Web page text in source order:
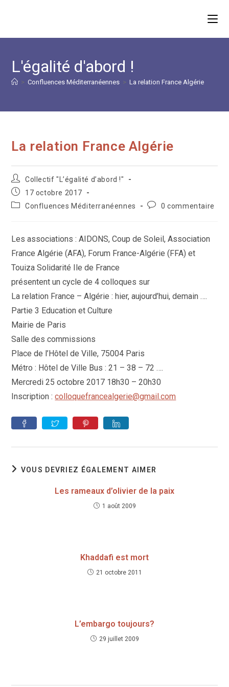
L'égalité d'abord !
> Confluences Méditerranéennes > La relation France Algérie
La relation France Algérie
Auteur/autrice
de
la
publication :
Collectif "L’égalité d’abord !"
Publication
publiée :
17 octobre 2017
PostConfluences Méditerranéennes
Commentaires
0 commentaire
Les associations : AIDONS, Coup de Soleil, Association
France Algérie (AFA), Forum France-Algérie (FFA) et
Touiza Solidarité Ile de France
présentent un cycle de 4 colloques sur
La relation France – Algérie : hier, aujourd’hui, demain ….
Partie 3 Education et Culture
Mairie de Paris
Salle des commissions
Place de l’Hôtel de Ville, 75004 Paris
Métro : Hôtel de Ville Bus : 21 – 38 – 72 ….
Mercredi 25 octobre 2017 18h30 – 20h30
Inscription :colloquefrancealgerie@gmail.com
VOUS DEVRIEZ ÉGALEMENT AIMER
Les rameaux d’olivier de la paix
1 août 2009
Khaddafi est mort
21 octobre 2011
L’embargo toujours?
29 juillet 2009